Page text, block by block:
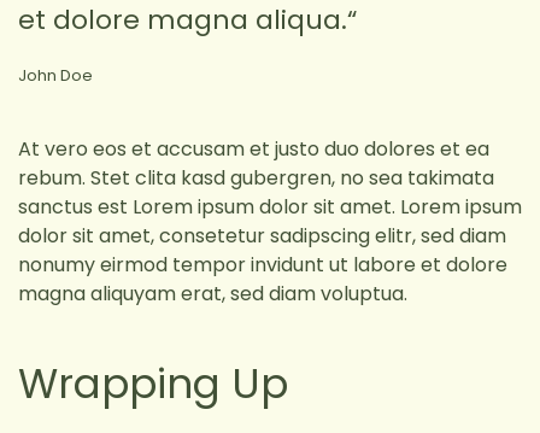
et dolore magna aliqua.“
John Doe
At vero eos et accusam et justo duo dolores et ea
rebum. Stet clita kasd gubergren, no sea takimata
sanctus est Lorem ipsum dolor sit amet. Lorem ipsum
dolor sit amet, consetetur sadipscing elitr, sed diam
nonumy eirmod tempor invidunt ut labore et dolore
magna aliquyam erat, sed diam voluptua.
Wrapping Up